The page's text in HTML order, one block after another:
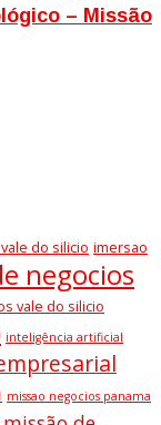
– Missão
do silicio imersao
negocios
vale do silicio
inteligência artificial
missao negocios panama